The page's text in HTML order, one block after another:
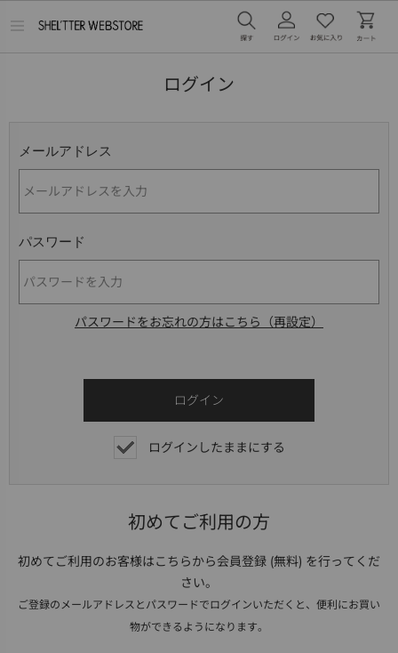
メ
ログイン
メールアドレス
パスワード
パスワードをお忘れの方はこちら（再設定）
ログインしたままにする
初めてご利用の方
初めてご利用のお客様はこちらから会員登録 (無料) を行ってくだ
さい。
ご登録のメールアドレスとパスワードでログインいただくと、便利にお買い
物ができるようになります。